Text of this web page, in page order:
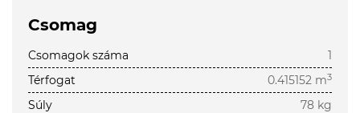
Csomag
Csomagok száma
1
Térfogat
0.415152 m3
Súly 78 kg